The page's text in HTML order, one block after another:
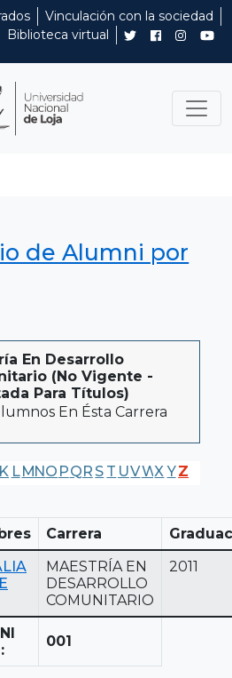
Vinculación con la sociedad
Biblioteca virtual
de Alumni por
En Desarrollo
(No Vigente -
Para Títulos)
En Ésta Carrera
K LMNO PQR S T UVWX YZ
Carrera
MAESTRÍA EN
DESARROLLO
COMUNITARIO
2011
001